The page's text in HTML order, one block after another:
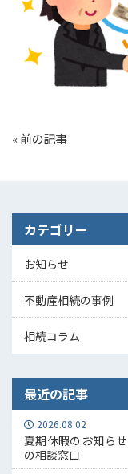
«前の記事
カテゴリー
お知らせ
不動産相続の事例
相続コラム
最近の記事
2026.08.02
夏期休暇のお知ら
の相談窓口